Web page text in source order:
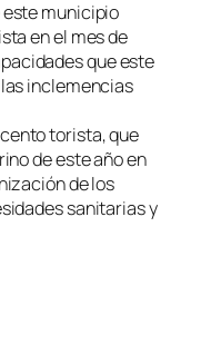
municipio
en el mes de
que este
inclemencias
torista, que
de este año en
de los
sanitarias y